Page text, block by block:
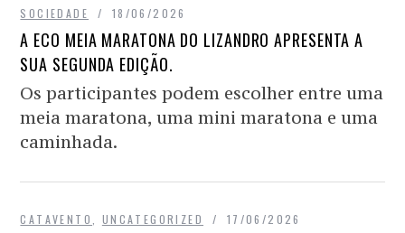
SOCIEDADE 18/06/2026
A ECO MEIA MARATONA DO LIZANDRO APRESENTA A
SUA SEGUNDA EDIÇÃO.
Os participantes podem escolher entre uma
meia maratona, uma mini maratona e uma
caminhada.
CATAVENTO UNCATEGORIZED 17/06/2026